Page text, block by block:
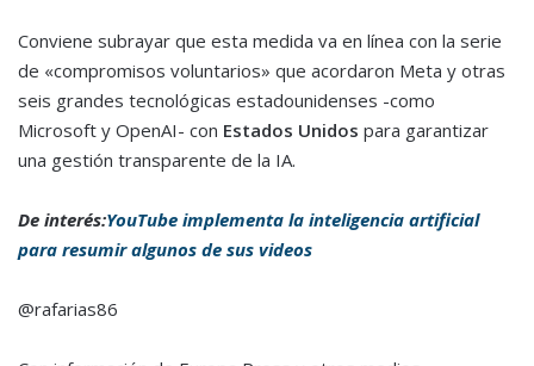
Conviene subrayar que esta medida va en línea con la serie
de «compromisos voluntarios» que acordaron Meta y otras
seis grandes tecnológicas estadounidenses -como
Microsoft y OpenAI- con Estados Unidos para garantizar
una gestión transparente de la IA.
De interés:YouTube implementa la inteligencia artificial
para resumir algunos de sus videos
@rafarias86